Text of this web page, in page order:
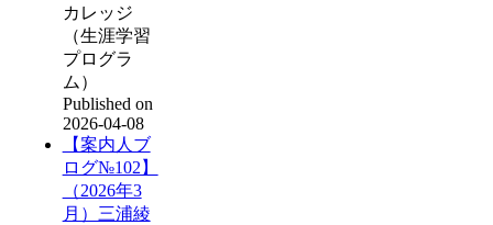
カレッジ
（生涯学習
プログラ
ム）
Published on
2026-04-08
【案内人ブ
ログ№102】
（2026年3
月）三浦綾